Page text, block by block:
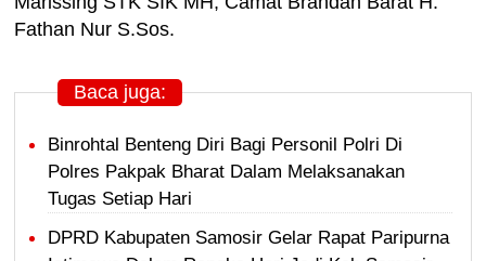
Fathan Nur S.Sos.
Baca juga:
Binrohtal Benteng Diri Bagi Personil Polri Di
Polres Pakpak Bharat Dalam Melaksanakan
Tugas Setiap Hari
DPRD Kabupaten Samosir Gelar Rapat Paripurna